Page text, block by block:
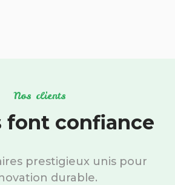
Nos clients
font confiance
prestigieux unis pour
durable.